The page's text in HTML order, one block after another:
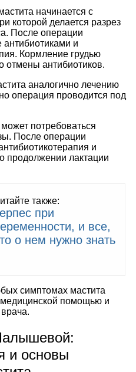
начинается с
которой делается разрез
После операции
и
Кормление грудью
отмены антибиотиков.
аналогично лечению
операция проводится под
потребоваться
После операции
и
продолжении лактации
также:
при
и все,
о нем нужно знать
симптомах мастита
медицинской помощью и
и основы